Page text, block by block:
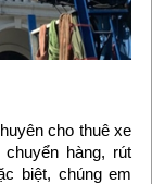
cho thuê xe
hàng, rút
biệt, chúng em